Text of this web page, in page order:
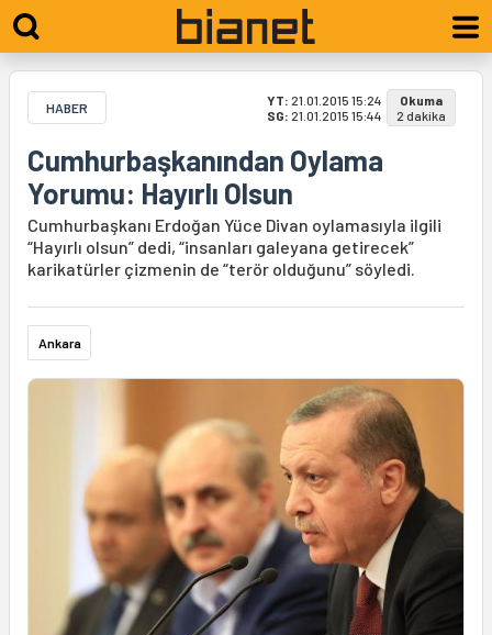
HABER YT: 21.01.2015 15:24
SG: 21.01.2015 15:44
Okuma
2 dakika
Cumhurbaşkanından Oylama
Yorumu: Hayırlı Olsun
Cumhurbaşkanı Erdoğan Yüce Divan oylamasıyla ilgili
“Hayırlı olsun” dedi, “insanları galeyana getirecek”
karikatürler çizmenin de “terör olduğunu” söyledi.
Ankara